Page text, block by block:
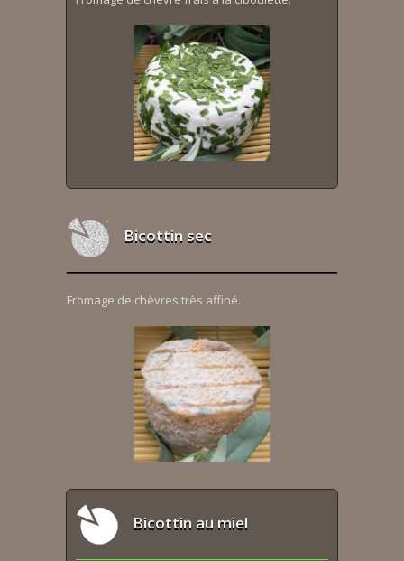
Bicottin sec
Fromage de chèvres très affiné.
Bicottin au miel